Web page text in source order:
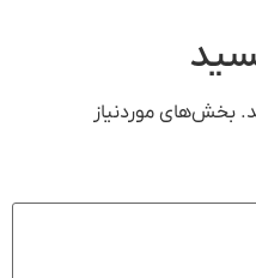
بخش‌های موردنیاز